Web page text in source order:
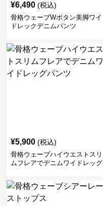
¥6,490 (税込)
骨格ウェーブWボタン美脚ワイ
ドレックデニムパンツ
¥5,900 (税込)
骨格ウェーブハイウエストスリ
ムフレアでデニムワイドレッグ